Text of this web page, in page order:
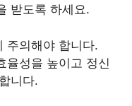
받도록 하세요.
주의해야 합니다.
율성을 높이고 정신
니다.